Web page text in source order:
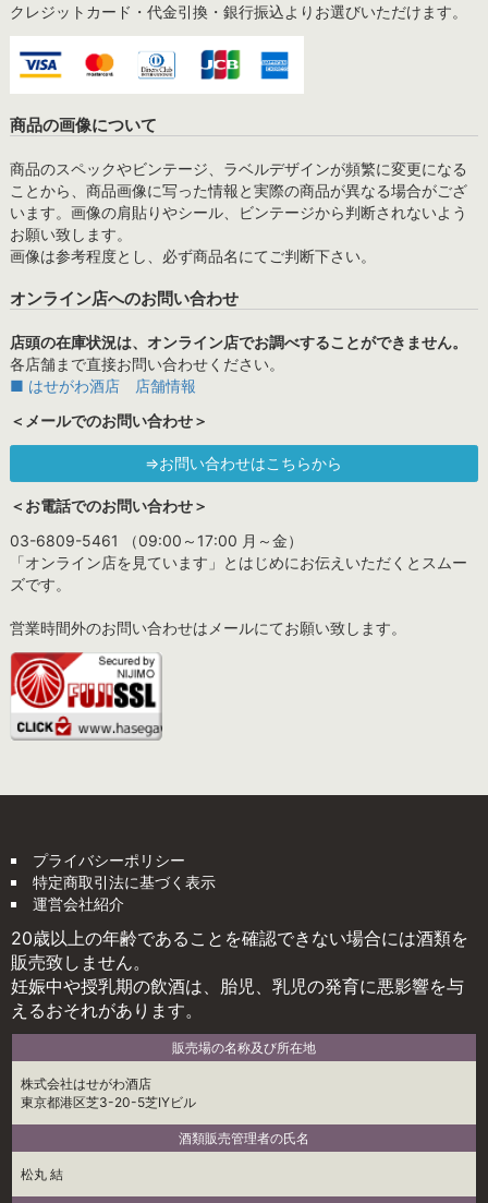
クレジットカード・代金引換・銀行振込よりお選びいただけます。
商品の画像について
商品のスペックやビンテージ、ラベルデザインが頻繁に変更になる
ことから、商品画像に写った情報と実際の商品が異なる場合がござ
います。画像の肩貼りやシール、ビンテージから判断されないよう
お願い致します。
画像は参考程度とし、必ず商品名にてご判断下さい。
オンライン店へのお問い合わせ
店頭の在庫状況は、オンライン店でお調べすることができません。
各店舗まで直接お問い合わせください。
■ はせがわ酒店 店舗情報
＜メールでのお問い合わせ＞
⇒お問い合わせはこちらから
＜お電話でのお問い合わせ＞
03-6809-5461 （09:00～17:00 月～金）
「オンライン店を見ています」とはじめにお伝えいただくとスムー
ズです。
営業時間外のお問い合わせはメールにてお願い致します。
プライバシーポリシー
特定商取引法に基づく表示
運営会社紹介
20歳以上の年齢であることを確認できない場合には酒類を
販売致しません。
妊娠中や授乳期の飲酒は、胎児、乳児の発育に悪影響を与
えるおそれがあります。
販売場の名称及び所在地
株式会社はせがわ酒店
東京都港区芝3-20-5芝IYビル
酒類販売管理者の氏名
松丸 結